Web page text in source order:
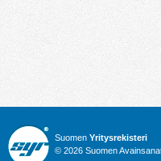
Suomen Yritysrekisteri
© 2026 Suomen